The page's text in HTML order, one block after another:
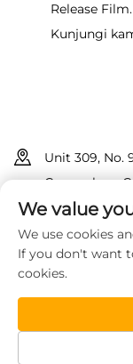
Release
Kunjungi
Unit 309, No.
Guangzhou,
Hak cipta © 2025
Co., Ltd. Hak-hak
We value
We use cookies
If you don't want
cookies.